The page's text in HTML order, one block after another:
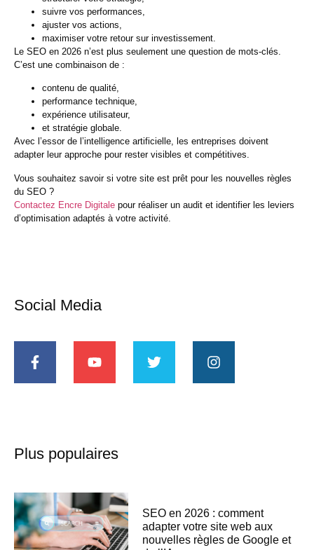
suivre vos performances,
ajuster vos actions,
maximiser votre retour sur investissement.
Le SEO en 2026 n’est plus seulement une question de mots-clés.
C’est une combinaison de :
contenu de qualité,
performance technique,
expérience utilisateur,
et stratégie globale.
Avec l’essor de l’intelligence artificielle, les entreprises doivent
adapter leur approche pour rester visibles et compétitives.
Vous souhaitez savoir si votre site est prêt pour les nouvelles règles
du SEO ?
Contactez Encre Digitale pour réaliser un audit et identifier les leviers
d’optimisation adaptés à votre activité.
Social Media
Plus populaires
SEO en 2026 : comment
adapter votre site web aux
nouvelles règles de Google et